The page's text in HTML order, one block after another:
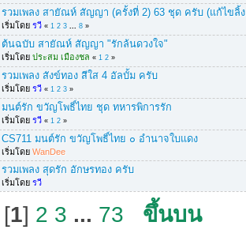
รวมเพลง สายัณห์ สัญญา (ครั้งที่ 2) 63 ชุด ครับ (แก้ไขลิ้
เริ่มโดย รวี « 1 2 3 ... 8 »
ต้นฉบับ สายัณห์ สัญญา "รักล้นดวงใจ"
เริ่มโดย ประสม เมืองชล « 1 2 »
รวมเพลง สังข์ทอง สีใส 4 อัลบั้ม ครับ
เริ่มโดย รวี « 1 2 3 »
มนต์รัก ขวัญโพธิ์ไทย ชุด ทหารพิการรัก
เริ่มโดย รวี « 1 2 »
CS711 มนต์รัก ขวัญโพธิ์ไทย ๐ อำนาจใบแดง
เริ่มโดย WanDee
รวมเพลง สุดรัก อักษรทอง ครับ
เริ่มโดย รวี
1] 2 3 ... 73 ขึ้นบน